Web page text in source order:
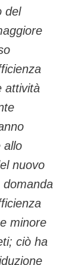
del
attività
allo
nuovo
domanda
minore
ciò ha